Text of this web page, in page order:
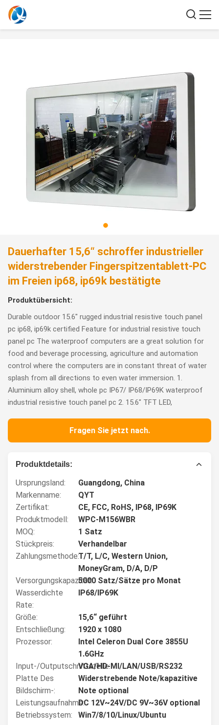
Dauerhafter 15,6“ schroffer industrieller
widerstrebender Fingerspitzentablett-PC
im Freien ip68, ip69k bestätigte
Produktübersicht:
Durable outdoor 15.6" rugged industrial resistive touch panel
pc ip68, ip69k certified Feature for industrial resistive touch
panel pc The waterproof computers are a great solution for
food and beverage processing, agriculture and automation
control where the computers are in constant threat of water
splash from all directions to even water immersion. 1.
Aluminium alloy shell, whole pc IP67/ IP68/IP69K waterproof
industrial resistive touch panel pc 2. 15.6" TFT LED,
Fragen Sie jetzt nach.
Produktdetails:
Ursprungsland:
Guangdong, China
Markenname:
QYT
Zertifikat:
CE, FCC, RoHS, IP68, IP69K
Produktmodell:
WPC-M156WBR
MOQ:
1 Satz
Stückpreis:
Verhandelbar
Zahlungsmethode:T/T, L/C, Western Union,
MoneyGram, D/A, D/P
Versorgungskapazität:5000 Satz/Sätze pro Monat
Wasserdichte
Rate:
IP68/IP69K
Größe:
15,6“ geführt
Entschließung:
1920 x 1080
Prozessor:
Intel Celeron Dual Core 3855U
1.6GHz
Input-/Outputschnittstelle:VGA/HD-MI/LAN/USB/RS232
Platte Des
Bildschirm-:
Widerstrebende Note/kapazitive
Note optional
Leistungsaufnahme:DC 12V~24V/DC 9V~36V optional
Betriebssystem:
Win7/8/10/Linux/Ubuntu